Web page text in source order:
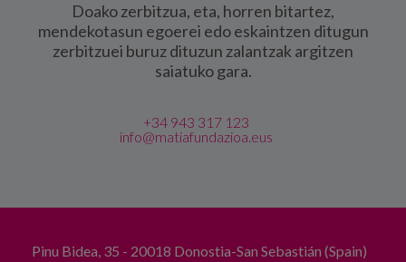
Doako zerbitzua, eta, horren bitartez,
mendekotasun egoerei edo eskaintzen ditugun
zerbitzuei buruz dituzun zalantzak argitzen
saiatuko gara.
+34 943 317 123
info@matiafundazioa.eus
Pinu Bidea, 35 - 20018 Donostia-San Sebastián (Spain)